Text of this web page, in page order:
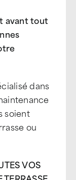
avant tout
dans
soient
ou
VOS